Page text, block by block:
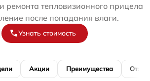
ремонта тепловизионного прицела
после попадания влаги.
Узнать стоимость
Акции Преимущества